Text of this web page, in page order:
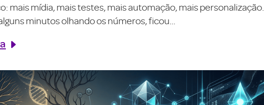
mais mídia, mais testes, mais automação, mais personalização.
minutos olhando os números, ficou...